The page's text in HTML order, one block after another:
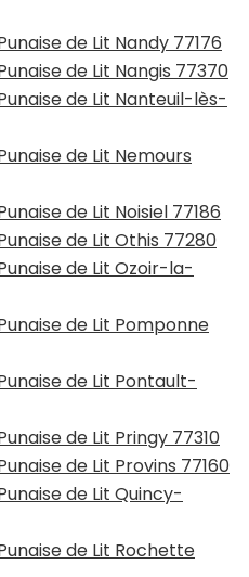
de Lit Nandy 77176
de Lit Nangis 77370
de Lit Nanteuil-lès-
de Lit Nemours
de Lit Noisiel 77186
de Lit Othis 77280
de Lit Ozoir-la-
de Lit Pomponne
de Lit Pontault-
de Lit Pringy 77310
de Lit Provins 77160
de Lit Quincy-
de Lit Rochette